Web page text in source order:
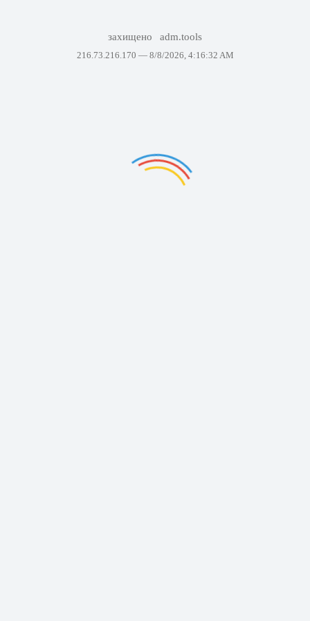
захищено adm.tools
216.73.216.170 — 8/8/2026, 4:16:32 AM